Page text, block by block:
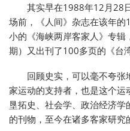
其实早在1988年12月28
场前，《人间》杂志在该年
小的《海峡两岸客家人》专
期）又出刊了100多页的《台
回顾史实，可以毫不夸
家运动的支持者，也是这个
垦拓史、社会学、政治经济
的刊物，至今在诸多客家研究